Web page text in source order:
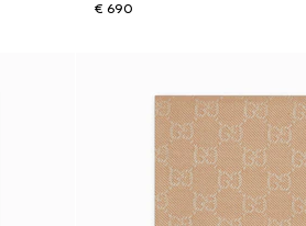
€ 690